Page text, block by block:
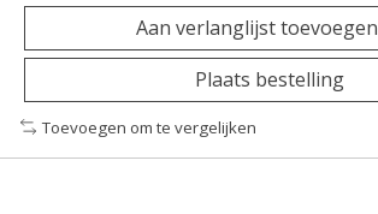
Aan verlanglijst toevoegen
Plaats bestelling
Toevoegen om te vergelijken